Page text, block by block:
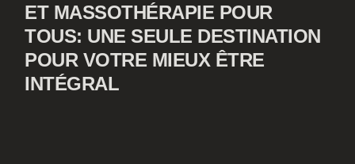
ET MASSOTHÉRAPIE POUR
TOUS: UNE SEULE DESTINATION
POUR VOTRE MIEUX ÊTRE
INTÉGRAL